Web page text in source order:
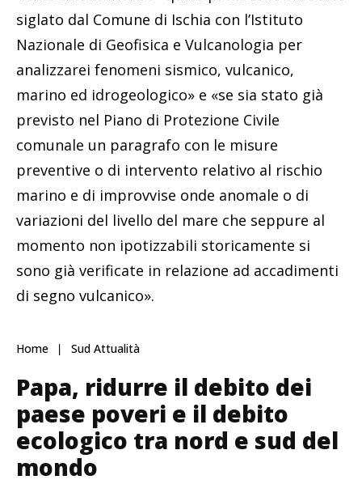
siglato dal Comune di Ischia con l’Istituto
Nazionale di Geofisica e Vulcanologia per
analizzarei fenomeni sismico, vulcanico,
marino ed idrogeologico» e «se sia stato già
previsto nel Piano di Protezione Civile
comunale un paragrafo con le misure
preventive o di intervento relativo al rischio
marino e di improvvise onde anomale o di
variazioni del livello del mare che seppure al
momento non ipotizzabili storicamente si
sono già verificate in relazione ad accadimenti
di segno vulcanico».
Home Sud Attualità
Papa, ridurre il debito dei
paese poveri e il debito
ecologico tra nord e sud del
mondo